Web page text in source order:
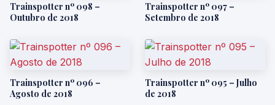
Trainspotter nº 098 –
Outubro de 2018
Trainspotter nº 097 –
Setembro de 2018
Trainspotter nº 096 –
Agosto de 2018
Trainspotter nº 095 – Julho
de 2018